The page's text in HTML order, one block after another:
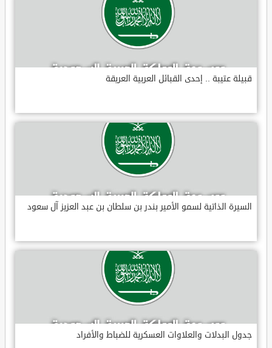
قبيلة عتيبة .. إحدى القبائل العربية العريقة
السيرة الذاتية لسمو الأمير بندر بن سلطان بن عبد العزيز آل سعود
جدول البدلات والعلاوات العسكرية للضباط والأفراد